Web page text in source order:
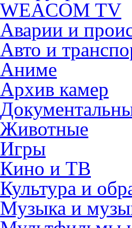
WEACOM TV
Аварии и
Авто и
Аниме
Архив камер
Животные
Игры
Кино и ТВ
Культура и
Музыка и